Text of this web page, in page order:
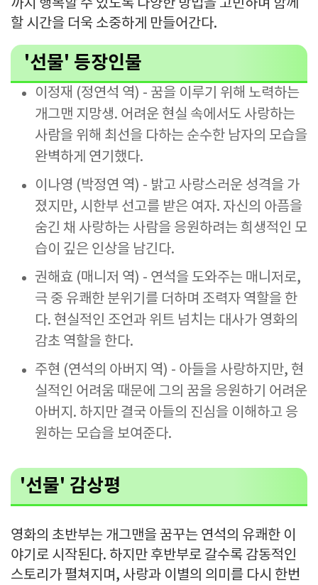
까지 행복할 수 있도록 다양한 방법을 고민하며 함께
할 시간을 더욱 소중하게 만들어간다.
'선물' 등장인물
이정재 (정연석 역) - 꿈을 이루기 위해 노력하는
개그맨 지망생. 어려운 현실 속에서도 사랑하는
사람을 위해 최선을 다하는 순수한 남자의 모습을
완벽하게 연기했다.
이나영 (박정연 역) - 밝고 사랑스러운 성격을 가
졌지만, 시한부 선고를 받은 여자. 자신의 아픔을
숨긴 채 사랑하는 사람을 응원하려는 희생적인 모
습이 깊은 인상을 남긴다.
권해효 (매니저 역) - 연석을 도와주는 매니저로,
극 중 유쾌한 분위기를 더하며 조력자 역할을 한
다. 현실적인 조언과 위트 넘치는 대사가 영화의
감초 역할을 한다.
주현 (연석의 아버지 역) - 아들을 사랑하지만, 현
실적인 어려움 때문에 그의 꿈을 응원하기 어려운
아버지. 하지만 결국 아들의 진심을 이해하고 응
원하는 모습을 보여준다.
'선물' 감상평
영화의 초반부는 개그맨을 꿈꾸는 연석의 유쾌한 이
야기로 시작된다. 하지만 후반부로 갈수록 감동적인
스토리가 펼쳐지며, 사랑과 이별의 의미를 다시 한번